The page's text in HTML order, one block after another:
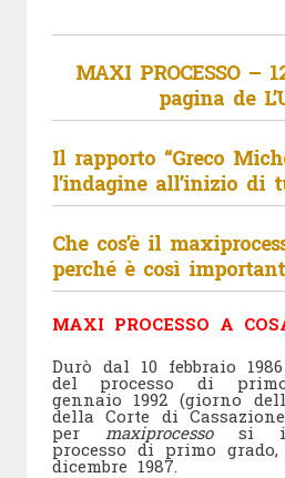
MAXI PROCESSO –
pagina de
Il rapporto “Greco
l’indagine all’inizio di
Che cos’è il
perché è così
MAXI PROCESSO A
Durò dal 10 febbraio
del processo di
gennaio 1992 (giorno
della Corte di
per maxiprocessosi
processo di primo
dicembre 1987.